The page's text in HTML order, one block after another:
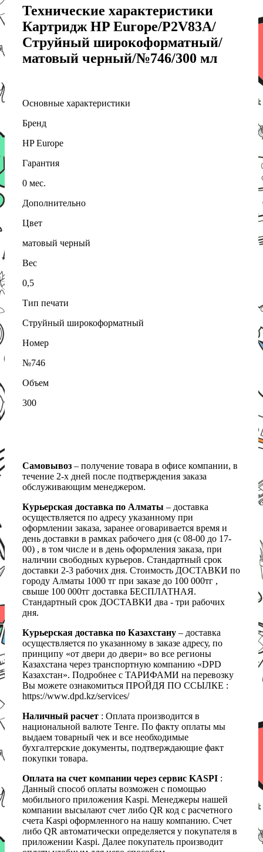
Технические характеристики
Картридж HP Europe/P2V83A/
Струйный широкоформатный/
матовый черный/№746/300 мл
Основные характеристики
Бренд
HP Europe
Гарантия
0 мес.
Дополнительно
Цвет
матовый черный
Вес
0,5
Тип печати
Струйный широкоформатный
Номер
№746
Объем
300
Самовывоз – получение товара в офисе компании, в
течение 2-х дней после подтверждения заказа
обслуживающим менеджером.
Курьерская доставка по Алматы – доставка
осуществляется по адресу указанному при
оформлении заказа, заранее оговаривается время и
день доставки в рамках рабочего дня (с 08-00 до 17-
00) , в том числе и в день оформления заказа, при
наличии свободных курьеров. Стандартный срок
доставки 2-3 рабочих дня. Стоимость ДОСТАВКИ по
городу Алматы 1000 тг при заказе до 100 000тг ,
свыше 100 000тг доставка БЕСПЛАТНАЯ.
Стандартный срок ДОСТАВКИ два - три рабочих
дня.
Курьерская доставка по Казахстану – доставка
осуществляется по указанному в заказе адресу, по
принципу «от двери до двери» во все регионы
Казахстана через транспортную компанию «DPD
Казахстан». Подробнее с ТАРИФАМИ на перевозку
Вы можете ознакомиться ПРОЙДЯ ПО ССЫЛКЕ :
https://www.dpd.kz/services/
Наличный расчет : Оплата производится в
национальной валюте Тенге. По факту оплаты мы
выдаем товарный чек и все необходимые
бухгалтерские документы, подтверждающие факт
покупки товара.
Оплата на счет компании через сервис KASPI :
Данный способ оплаты возможен с помощью
мобильного приложения Kaspi. Менеджеры нашей
компании высылают счет либо QR код с расчетного
счета Kaspi оформленного на нашу компанию. Счет
либо QR автоматически определяется у покупателя в
приложении Kaspi. Далее покупатель производит